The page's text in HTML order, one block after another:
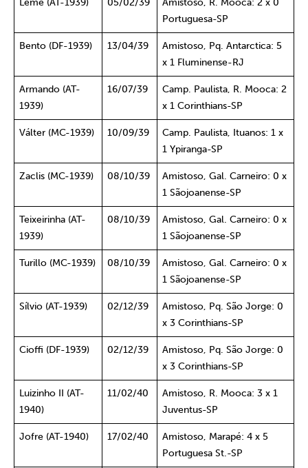
Leme (AT-1939) 05/02/39
Amistoso, R. Mooca: 2 x 0
Portuguesa-SP
Bento (DF-1939) 13/04/39
Amistoso, Pq. Antarctica: 5
x 1 Fluminense-RJ
Armando (AT-
1939)
16/07/39
Camp. Paulista, R. Mooca: 2
x 1 Corinthians-SP
Válter (MC-1939) 10/09/39
Camp. Paulista, Ituanos: 1 x
1 Ypiranga-SP
Zaclis (MC-1939) 08/10/39
Amistoso, Gal. Carneiro: 0 x
1 Sãojoanense-SP
Teixeirinha (AT-
1939)
08/10/39
Amistoso, Gal. Carneiro: 0 x
1 Sãojoanense-SP
Turillo (MC-1939) 08/10/39
Amistoso, Gal. Carneiro: 0 x
1 Sãojoanense-SP
Sílvio (AT-1939) 02/12/39
Amistoso, Pq. São Jorge: 0
x 3 Corinthians-SP
Cioffi (DF-1939) 02/12/39
Amistoso, Pq. São Jorge: 0
x 3 Corinthians-SP
Luizinho II (AT-
1940)
11/02/40
Amistoso, R. Mooca: 3 x 1
Juventus-SP
Jofre (AT-1940) 17/02/40
Amistoso, Marapé: 4 x 5
Portuguesa St.-SP